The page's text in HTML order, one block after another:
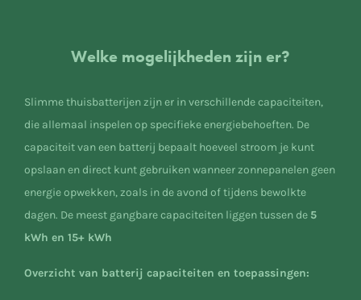
Welke mogelijkheden zijn er?
Slimme thuisbatterijen zijn er in verschillende capaciteiten,
die allemaal inspelen op specifieke energiebehoeften. De
capaciteit van een batterij bepaalt hoeveel stroom je kunt
opslaan en direct kunt gebruiken wanneer zonnepanelen geen
energie opwekken, zoals in de avond of tijdens bewolkte
dagen. De meest gangbare capaciteiten liggen tussen de 5
kWh en 15+ kWh
Overzicht van batterij capaciteiten en toepassingen: